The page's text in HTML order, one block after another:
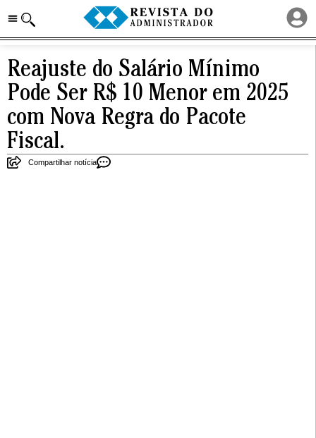
Reajuste do Salário Mínimo
Pode Ser R$ 10 Menor em 2025
com Nova Regra do Pacote
Fiscal.
Compartilhar notícia